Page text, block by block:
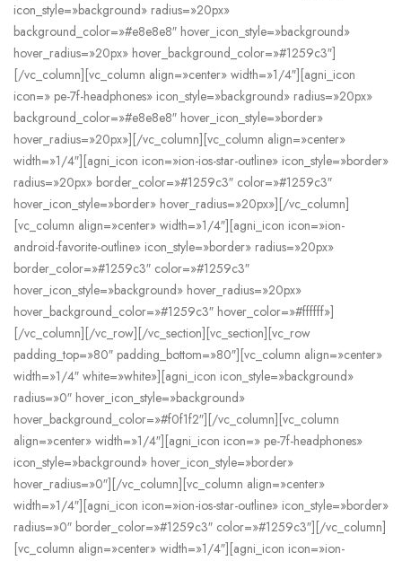
icon_style=»background» radius=»20px»
background_color=»#e8e8e8″ hover_icon_style=»background»
hover_radius=»20px» hover_background_color=»#1259c3″]
[/vc_column][vc_column align=»center» width=»1/4″][agni_icon
icon=» pe-7f-headphones» icon_style=»background» radius=»20px»
background_color=»#e8e8e8″ hover_icon_style=»border»
hover_radius=»20px»][/vc_column][vc_column align=»center»
width=»1/4″][agni_icon icon=»ion-ios-star-outline» icon_style=»border»
radius=»20px» border_color=»#1259c3″ color=»#1259c3″
hover_icon_style=»border» hover_radius=»20px»][/vc_column]
[vc_column align=»center» width=»1/4″][agni_icon icon=»ion-
android-favorite-outline» icon_style=»border» radius=»20px»
border_color=»#1259c3″ color=»#1259c3″
hover_icon_style=»background» hover_radius=»20px»
hover_background_color=»#1259c3″ hover_color=»#ffffff»]
[/vc_column][/vc_row][/vc_section][vc_section][vc_row
padding_top=»80″ padding_bottom=»80″][vc_column align=»center»
width=»1/4″ white=»white»][agni_icon icon_style=»background»
radius=»0″ hover_icon_style=»background»
hover_background_color=»#f0f1f2″][/vc_column][vc_column
align=»center» width=»1/4″][agni_icon icon=» pe-7f-headphones»
icon_style=»background» hover_icon_style=»border»
hover_radius=»0″][/vc_column][vc_column align=»center»
width=»1/4″][agni_icon icon=»ion-ios-star-outline» icon_style=»border»
radius=»0″ border_color=»#1259c3″ color=»#1259c3″][/vc_column]
[vc_column align=»center» width=»1/4″][agni_icon icon=»ion-